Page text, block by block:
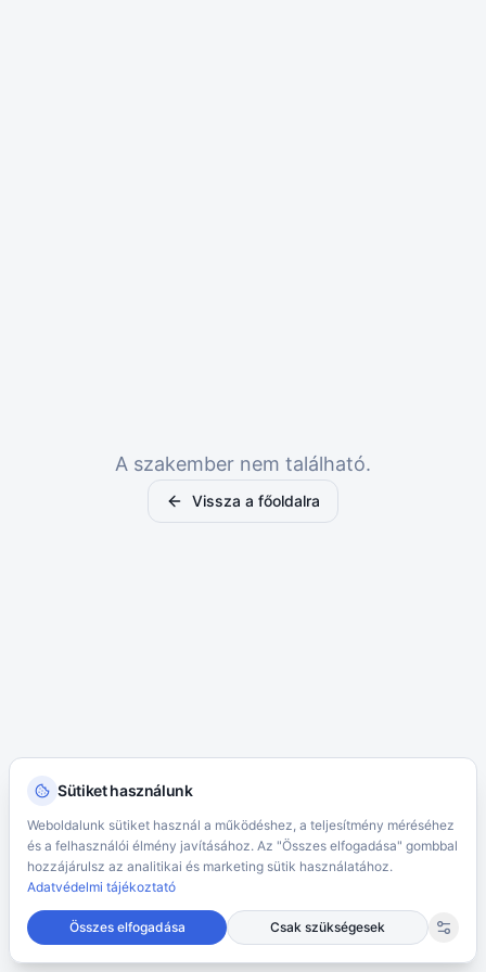
Sütiket használunk
Weboldalunk sütiket használ a működéshez, a teljesítmény méréséhez
és a felhasználói élmény javításához. Az "Összes elfogadása" gombbal
hozzájárulsz az analitikai és marketing sütik használatához.
Adatvédelmi tájékoztató
Összes elfogadása Csak szükségesek
A szakember nem található.
Vissza a főoldalra